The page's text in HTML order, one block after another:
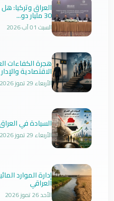
العراق وتركيا:
30 مليار دو...
السبت 01 آب 2026
هجرة الكفاءات
الاقتصادية
الأربعاء 29 تموز 2026
السيادة في
الأربعاء 29 تموز 2026
إدارة الموارد
العراقي
الأحد 26 تموز 2026